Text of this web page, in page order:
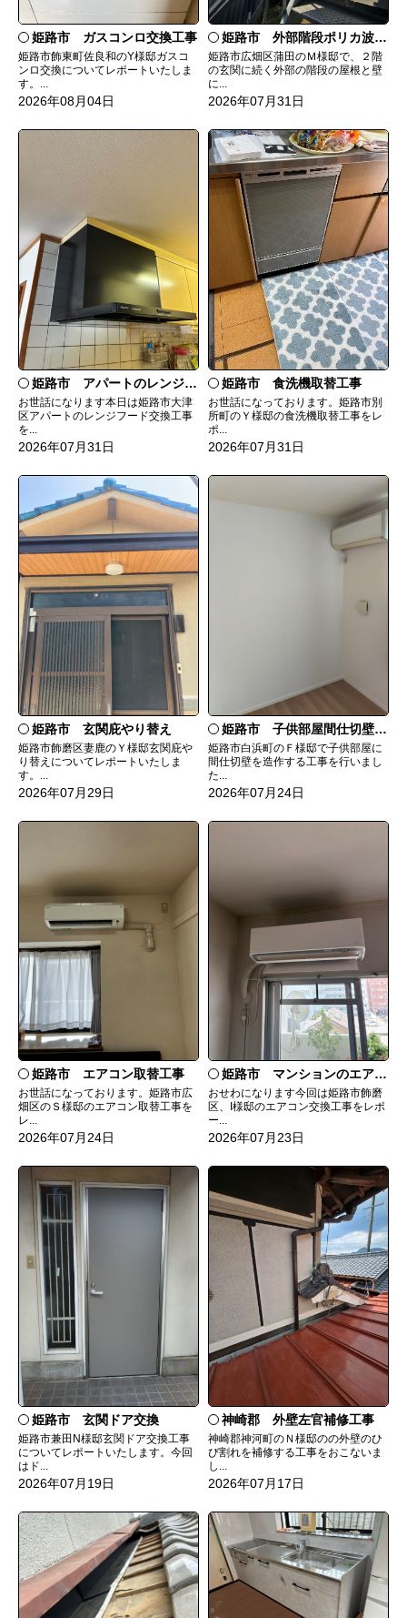
姫路市 ガスコンロ交換工事
姫路市飾東町佐良和のY様邸ガスコ
ンロ交換についてレポートいたしま
す。...
2026年08月04日
姫路市 外部階段ポリカ波板張替工事
姫路市広畑区蒲田のＭ様邸で、２階
の玄関に続く外部の階段の屋根と壁
に...
2026年07月31日
姫路市 アパートのレンジフード交換
お世話になります本日は姫路市大津
区アパートのレンジフード交換工事
を...
2026年07月31日
姫路市 食洗機取替工事
お世話になっております。姫路市別
所町のＹ様邸の食洗機取替工事をレ
ポ...
2026年07月31日
姫路市 玄関庇やり替え
姫路市飾磨区妻鹿のＹ様邸玄関庇や
り替えについてレポートいたしま
す。...
2026年07月29日
姫路市 子供部屋間仕切壁造作
姫路市白浜町のＦ様邸で子供部屋に
間仕切壁を造作する工事を行いまし
た...
2026年07月24日
姫路市 エアコン取替工事
お世話になっております。姫路市広
畑区のＳ様邸のエアコン取替工事を
レ...
2026年07月24日
姫路市 マンションのエアコンをダイキンRXへ交換
おせわになります今回は姫路市飾磨
区、I様邸のエアコン交換工事をレポ
ー...
2026年07月23日
姫路市 玄関ドア交換
姫路市兼田N様邸玄関ドア交換工事
についてレポートいたします。今回
はド...
2026年07月19日
神崎郡 外壁左官補修工事
神崎郡神河町のＮ様邸のの外壁のひ
び割れを補修する工事をおこないま
し...
2026年07月17日